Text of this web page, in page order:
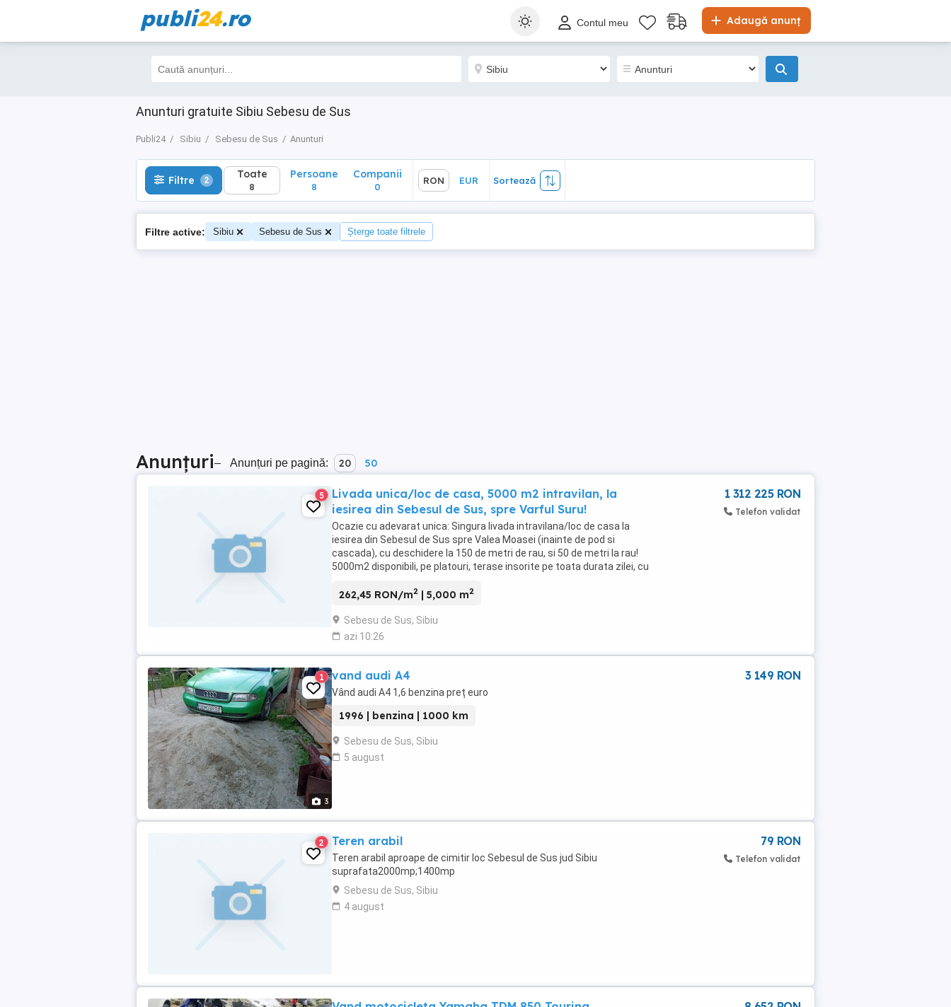
publi24.ro Adaugă anunț
Contul meu
Anunturi gratuite Sibiu Sebesu de Sus
Publi24 Sibiu Sebesu de Sus Anunturi
Filtre 2 Toate
8
Sortează
Filtre 2 Toate
8
Persoane
8
Companii
0
RON EUR Sortează
Filtre active: Sibiu Sebesu de Sus Șterge toate filtrele
Anunțuri– Anunțuri pe pagină: 20 50
5
Livada unica/loc de casa, 5000 m2 intravilan, la
iesirea din Sebesul de Sus, spre Varful Suru!
Ocazie cu adevarat unica: Singura livada intravilana/loc de casa la
iesirea din Sebesul de Sus spre Valea Moasei (inainte de pod si
cascada), cu deschidere la 150 de metri de rau, si 50 de metri la rau!
5000m2 disponibili, pe platouri, terase insorite pe toata durata zilei, cu
262,45 RON/m2 | 5,000 m2
Sebesu de Sus, Sibiu
azi 10:26
1 312 225 RON
Telefon validat
3
1 vand audi A4
Vând audi A4 1,6 benzina preț euro
1996 | benzina | 1000 km
Sebesu de Sus, Sibiu
5 august
3 149 RON
2 Teren arabil
Teren arabil aproape de cimitir loc Sebesul de Sus jud Sibiu
suprafata2000mp;1400mp
Sebesu de Sus, Sibiu
4 august
79 RON
Telefon validat